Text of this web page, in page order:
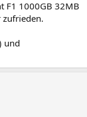
F1 1000GB 32MB
zufrieden.
und